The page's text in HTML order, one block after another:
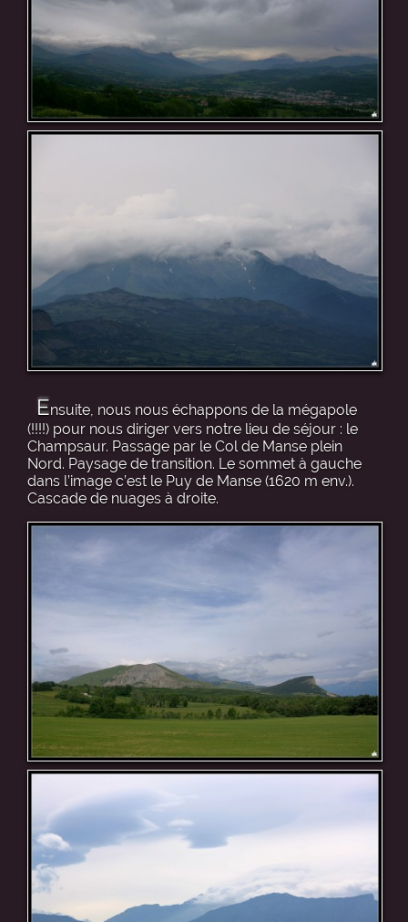
Ensuite, nous nous échappons de la mégapole
(!!!!) pour nous diriger vers notre lieu de séjour : le
Champsaur. Passage par le Col de Manse plein
Nord. Paysage de transition. Le sommet à gauche
dans l’image c’est le Puy de Manse (1620 m env.).
Cascade de nuages à droite.